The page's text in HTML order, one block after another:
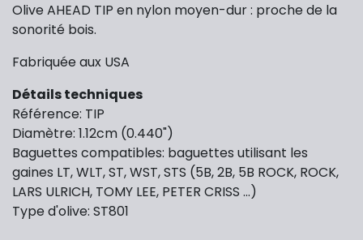
Olive AHEAD TIP en nylon moyen-dur : proche de la
sonorité bois.
Fabriquée aux USA
Détails techniques
Référence: TIP
Diamètre: 1.12cm (0.440")
Baguettes compatibles: baguettes utilisant les
gaines LT, WLT, ST, WST, STS (5B, 2B, 5B ROCK, ROCK,
LARS ULRICH, TOMY LEE, PETER CRISS ...)
Type d'olive: ST801